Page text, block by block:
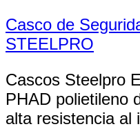
Casco de
STEELPRO
Cascos Steelpro
PHAD polietileno
alta resistencia al